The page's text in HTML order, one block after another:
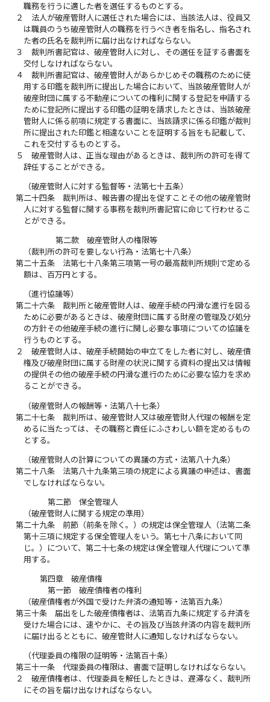
職務を行うに適した者を選任するものとする。
２
法人が破産管財人に選任された場合には、当該法人は、役員又
は職員のうち破産管財人の職務を行うべき者を指名し、指名され
た者の氏名を裁判所に届け出なければならない。
３
裁判所書記官は、破産管財人に対し、その選任を証する書面を
交付しなければならない。
４
裁判所書記官は、破産管財人があらかじめその職務のために使
用する印鑑を裁判所に提出した場合において、当該破産管財人が
破産財団に属する不動産についての権利に関する登記を申請する
ために登記所に提出する印鑑の証明を請求したときは、当該破産
管財人に係る前項に規定する書面に、当該請求に係る印鑑が裁判
所に提出された印鑑と相違ないことを証明する旨をも記載して、
これを交付するものとする。
５
破産管財人は、正当な理由があるときは、裁判所の許可を得て
辞任することができる。
（破産管財人に対する監督等・法第七十五条）
第二十四条
裁判所は、報告書の提出を促すことその他の破産管財
人に対する監督に関する事務を裁判所書記官に命じて行わせるこ
とができる。
第二款 破産管財人の権限等
（裁判所の許可を要しない行為・法第七十八条）
第二十五条
法第七十八条第三項第一号の最高裁判所規則で定める
額は、百万円とする。
（進行協議等）
第二十六条
裁判所と破産管財人は、破産手続の円滑な進行を図る
ために必要があるときは、破産財団に属する財産の管理及び処分
の方針その他破産手続の進行に関し必要な事項についての協議を
行うものとする。
２
破産管財人は、破産手続開始の申立てをした者に対し、破産債
権及び破産財団に属する財産の状況に関する資料の提出又は情報
の提供その他の破産手続の円滑な進行のために必要な協力を求め
ることができる。
（破産管財人の報酬等・法第八十七条）
第二十七条
裁判所は、破産管財人又は破産管財人代理の報酬を定
めるに当たっては、その職務と責任にふさわしい額を定めるもの
とする。
（破産管財人の計算についての異議の方式・法第八十九条）
第二十八条
法第八十九条第三項の規定による異議の申述は、書面
でしなければならない。
第二節 保全管理人
（破産管財人に関する規定の準用）
第二十九条
前節（前条を除く。）の規定は保全管理人（法第二条
第十三項に規定する保全管理人をいう。第七十八条において同
じ。）について、第二十七条の規定は保全管理人代理について準
用する。
第四章 破産債権
第一節 破産債権者の権利
（破産債権者が外国で受けた弁済の通知等・法第百九条）
第三十条
届出をした破産債権者は、法第百九条に規定する弁済を
受けた場合には、速やかに、その旨及び当該弁済の内容を裁判所
に届け出るとともに、破産管財人に通知しなければならない。
（代理委員の権限の証明等・法第百十条）
第三十一条
代理委員の権限は、書面で証明しなければならない。
２
破産債権者は、代理委員を解任したときは、遅滞なく、裁判所
にその旨を届け出なければならない。